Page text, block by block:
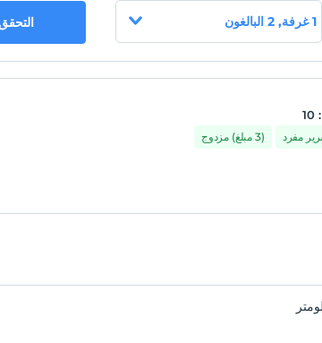
1 غرفة, 2 البالغون
:
10
(3 مبلغ) مزدوج